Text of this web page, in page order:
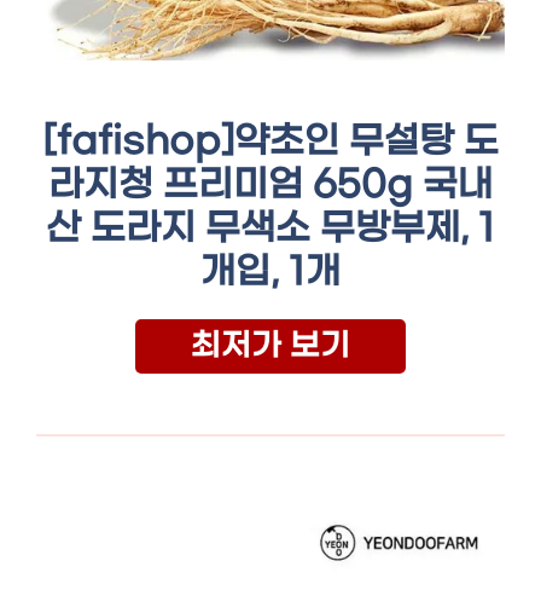
[fafishop]약초인 무설탕 도
라지청 프리미엄 650g 국내
산 도라지 무색소 무방부제, 1
개입, 1개
최저가 보기